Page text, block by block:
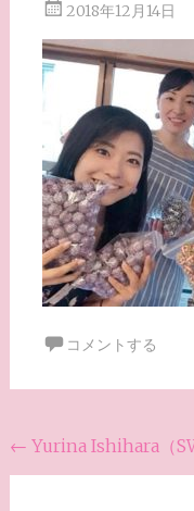
2018年12月14日
コメントする
投
稿
← Yurina Ishihara（